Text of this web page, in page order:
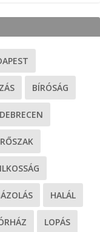
BÍRÓSÁG
DEBRECEN
HALÁL
LOPÁS